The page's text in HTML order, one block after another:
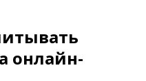
онлайн-